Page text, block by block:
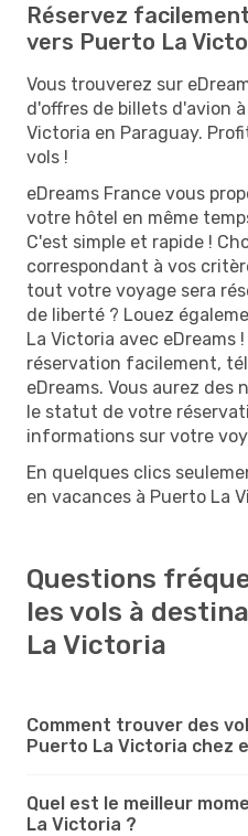
Réservez
vers Puerto La
Vous trouverez sur
d'offres de billets d'avion
Victoria en Paraguay.
vols !
eDreams France vous
votre hôtel en même
C'est simple et rapide !
correspondant à vos
tout votre voyage sera
de liberté ? Louez
La Victoria avec eDreams
réservation facilement,
eDreams. Vous aurez
le statut de votre
informations sur votre
En quelques clics
en vacances à Puerto La
Questions
les vols à
La Victoria
Comment trouver des
Puerto La Victoria chez
Quel est le meilleur
La Victoria ?